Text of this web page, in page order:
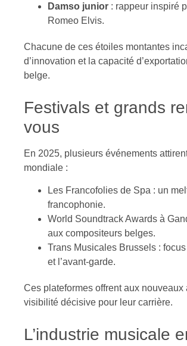
Damso junior : rappeur inspiré
Romeo Elvis.
Chacune de ces étoiles montantes
d’innovation et la capacité
belge.
Festivals et grands
vous
En 2025, plusieurs événements
mondiale :
Les Francofolies de Spa : un
francophonie.
World Soundtrack Awards à
aux compositeurs belges.
Trans Musicales Brussels : focus
et l’avant-garde.
Ces plateformes offrent aux nouveaux
visibilité décisive pour leur carrière.
L’industrie musicale